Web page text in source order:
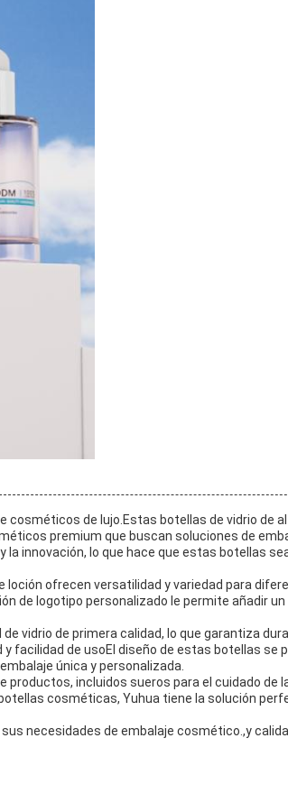
cosméticos de lujo.Estas botellas de vidrio de
premium que buscan soluciones de
innovación, lo que hace que estas botellas
loción ofrecen versatilidad y variedad para
de logotipo personalizado le permite añadir un
vidrio de primera calidad, lo que garantiza
facilidad de usoEl diseño de estas botellas se
única y personalizada.
incluidos sueros para el cuidado de
cosméticas, Yuhua tiene la solución
necesidades de embalaje cosmético.,y